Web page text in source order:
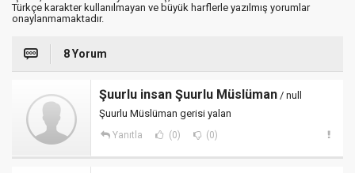
Türkçe karakter kullanılmayan ve büyük harflerle yazılmış yorumlar
onaylanmamaktadır.
8 Yorum
Şuurlu insan Şuurlu Müslüman / null
Şuurlu Müslüman gerisi yalan
Yanıtla (0) (0)